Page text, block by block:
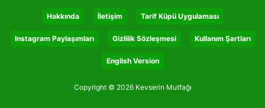
Hakkında İletişim Tarif Küpü Uygulaması
Instagram Paylaşımları Gizlilik Sözleşmesi Kullanım Şartları
English Version
Copyright © 2026 Kevserin Mutfağı